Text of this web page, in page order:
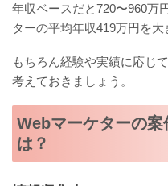
年収ベースだと720〜960万
ターの平均年収419万円を大
もちろん経験や実績に応じ
考えておきましょう。
Webマーケターの
は？